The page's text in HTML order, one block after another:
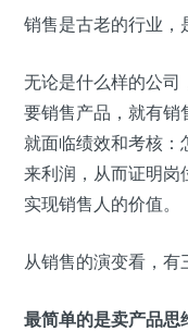
销售是古老的行业，
无论是什么样的公司
要销售产品，就有销
就面临绩效和考核
来利润，从而证明岗
实现销售人的价值。
从销售的演变看，有
最简单的是卖产品思